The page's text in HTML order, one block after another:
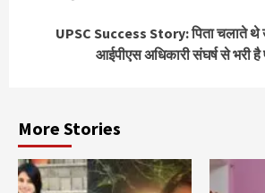
UPSC Success Story: पिता चलाते थे
आईपीएस अधिकारी संघर्ष से भरी
More Stories